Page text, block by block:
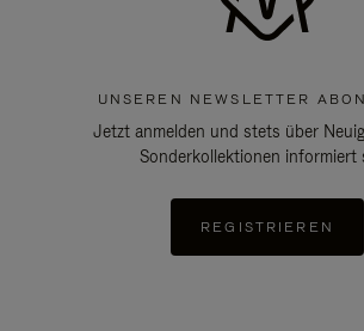
UNSEREN NEWSLETTER
Jetzt anmelden und stets über
Sonderkollektionen informiert
REGISTRIEREN